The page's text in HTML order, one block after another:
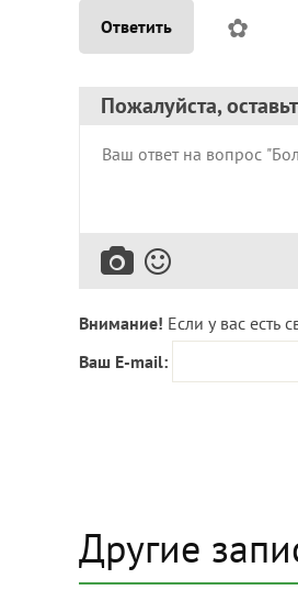
Ответить ✿
Пожалуйста,
Внимание! Если у вас есть
Ваш E-mail:
Другие